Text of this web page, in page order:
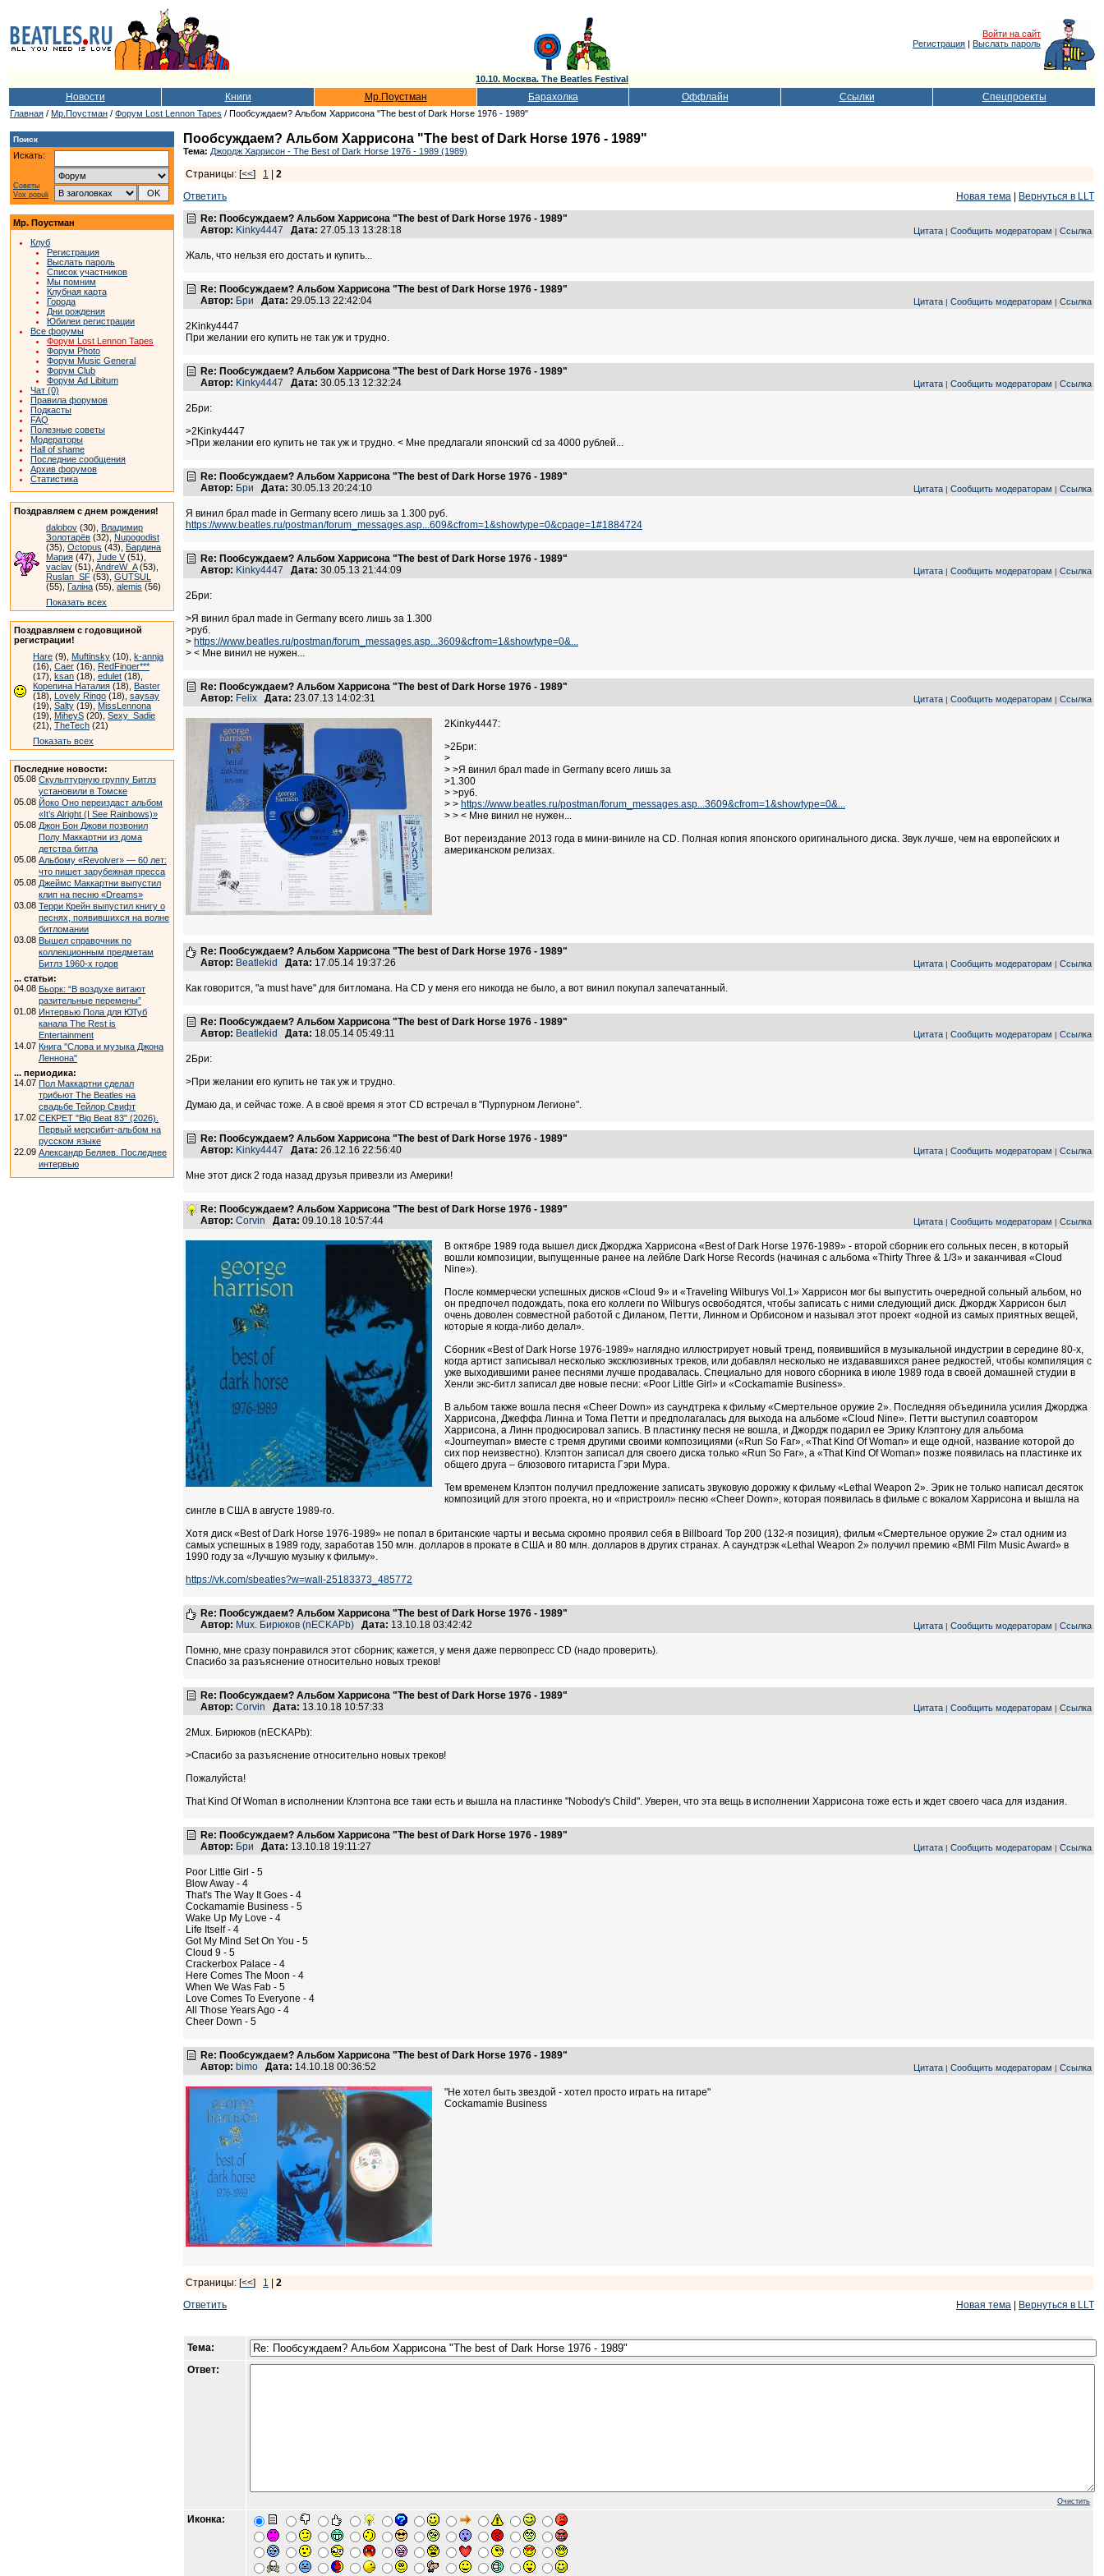
Войти на сайт
Регистрация | Выслать пароль
10.10. Москва. The Beatles Festival
Новости Книги Мр.Поустман Барахолка Оффлайн Ссылки Спецпроекты
Главная / Мр.Поустман / Форум Lost Lennon Tapes / Пообсуждаем? Альбом Харрисона "The best of Dark Horse 1976 - 1989"
Поиск
Искать:
Советы
Vox populi
Мр. Поустман
Клуб
Регистрация
Выслать пароль
Список участников
Мы помним
Клубная карта
Города
Дни рождения
Юбилеи регистрации
Все форумы
Форум Lost Lennon Tapes
Форум Photo
Форум Music General
Форум Club
Форум Ad Libitum
Чат (0)
Правила форумов
Подкасты
FAQ
Полезные советы
Модераторы
Hall of shame
Последние сообщения
Архив форумов
Статистика
Поздравляем с днем рождения!
dalobov (30), Владимир
Золотарёв (32), Nupogodist
(35), Octopus (43), Бардина
Мария (47), Jude V(51),
vaclav (51), AndreW_A(53),
Ruslan_SF (53), GUTSUL
(55), Галіна (55), alemis (56)
Показать всех
Поздравляем с годовщиной
регистрации!
Hare (9), Muftinsky (10), k-annja
(16), Caer (16), RedFinger***
(17), ksan (18), edulet (18),
Корепина Наталия (18), Baster
(18), Lovely Ringo (18), saysay
(19), Salty (19), MissLennona
(19), MiheyS (20), Sexy_Sadie
(21), TheTech (21)
Показать всех
Последние новости:
05.08 Скульптурную группу Битлз
установили в Томске
05.08 Йоко Оно переиздаст альбом
«It’s Alright (I See Rainbows)»
05.08 Джон Бон Джови позвонил
Полу Маккартни из дома
детства битла
05.08 Альбому «Revolver» — 60 лет:
что пишет зарубежная пресса
05.08 Джеймс Маккартни выпустил
клип на песню «Dreams»
03.08 Терри Крейн выпустил книгу о
песнях, появившихся на волне
битломании
03.08 Вышел справочник по
коллекционным предметам
Битлз 1960-х годов
... статьи:
04.08 Бьорк: “В воздухе витают
разительные перемены”
01.08 Интервью Пола для ЮТуб
канала The Rest is
Entertainment
14.07 Книга "Слова и музыка Джона
Леннона"
... периодика:
14.07 Пол Маккартни сделал
трибьют The Beatles на
свадьбе Тейлор Свифт
17.02 СЕКРЕТ "Big Beat 83" (2026).
Первый мерсибит-альбом на
русском языке
22.09 Александр Беляев. Последнее
интервью
Пообсуждаем? Альбом Харрисона "The best of Dark Horse 1976 - 1989"
Тема: Джордж Харрисон - The Best of Dark Horse 1976 - 1989 (1989)
Страницы: [<<] 1
2
Ответить
Новая тема
Вернуться в LLT
Re: Пообсуждаем? Альбом Харрисона "The best of Dark Horse 1976 - 1989"
Автор: Kinky4447 Дата: 27.05.13 13:28:18 Цитата | Сообщить модераторам | Ссылка
Жаль, что нельзя его достать и купить...
Re: Пообсуждаем? Альбом Харрисона "The best of Dark Horse 1976 - 1989"
Автор: Бри Дата: 29.05.13 22:42:04 Цитата | Сообщить модераторам | Ссылка
2Kinky4447
При желании его купить не так уж и трудно.
Re: Пообсуждаем? Альбом Харрисона "The best of Dark Horse 1976 - 1989"
Автор: Kinky4447 Дата: 30.05.13 12:32:24 Цитата | Сообщить модераторам | Ссылка
2Бри:
>2Kinky4447
>При желании его купить не так уж и трудно. < Мне предлагали японский cd за 4000 рублей...
Re: Пообсуждаем? Альбом Харрисона "The best of Dark Horse 1976 - 1989"
Автор: Бри Дата: 30.05.13 20:24:10 Цитата | Сообщить модераторам | Ссылка
Я винил брал made in Germany всего лишь за 1.300 руб.
https://www.beatles.ru/postman/forum_messages.asp...609&cfrom=1&showtype=0&cpage=1#1884724
Re: Пообсуждаем? Альбом Харрисона "The best of Dark Horse 1976 - 1989"
Автор: Kinky4447 Дата: 30.05.13 21:44:09 Цитата | Сообщить модераторам | Ссылка
2Бри:
>Я винил брал made in Germany всего лишь за 1.300
>руб.
> https://www.beatles.ru/postman/forum_messages.asp...3609&cfrom=1&showtype=0&...
> < Мне винил не нужен...
Re: Пообсуждаем? Альбом Харрисона "The best of Dark Horse 1976 - 1989"
Автор: Felix Дата: 23.07.13 14:02:31 Цитата | Сообщить модераторам | Ссылка
2Kinky4447:
>2Бри:
>
> >Я винил брал made in Germany всего лишь за
>1.300
> >руб.
> > https://www.beatles.ru/postman/forum_messages.asp...3609&cfrom=1&showtype=0&...
> > < Мне винил не нужен...
Вот переиздание 2013 года в мини-виниле на CD. Полная копия японского оригинального диска. Звук лучше, чем на европейских и
американском релизах.
Re: Пообсуждаем? Альбом Харрисона "The best of Dark Horse 1976 - 1989"
Автор: Beatlekid Дата: 17.05.14 19:37:26 Цитата | Сообщить модераторам | Ссылка
Как говорится, "a must have" для битломана. На СD у меня его никогда не было, а вот винил покупал запечатанный.
Re: Пообсуждаем? Альбом Харрисона "The best of Dark Horse 1976 - 1989"
Автор: Beatlekid Дата: 18.05.14 05:49:11 Цитата | Сообщить модераторам | Ссылка
2Бри:
>При желании его купить не так уж и трудно.
Думаю да, и сейчас тоже. А в своё время я этот CD встречал в "Пурпурном Легионе".
Re: Пообсуждаем? Альбом Харрисона "The best of Dark Horse 1976 - 1989"
Автор: Kinky4447 Дата: 26.12.16 22:56:40 Цитата | Сообщить модераторам | Ссылка
Мне этот диск 2 года назад друзья привезли из Америки!
Re: Пообсуждаем? Альбом Харрисона "The best of Dark Horse 1976 - 1989"
Автор: Corvin Дата: 09.10.18 10:57:44 Цитата | Сообщить модераторам | Ссылка
В октябре 1989 года вышел диск Джорджа Харрисона «Best of Dark Horse 1976-1989» - второй сборник его сольных песен, в который
вошли композиции, выпущенные ранее на лейбле Dark Horse Records (начиная с альбома «Thirty Three & 1/3» и заканчивая «Cloud
Nine»).
После коммерчески успешных дисков «Cloud 9» и «Traveling Wilburys Vol.1» Харрисон мог бы выпустить очередной сольный альбом, но
он предпочел подождать, пока его коллеги по Wilburys освободятся, чтобы записать с ними следующий диск. Джордж Харрисон был
очень доволен совместной работой с Диланом, Петти, Линном и Орбисоном и называл этот проект «одной из самых приятных вещей,
которые я когда-либо делал».
Сборник «Best of Dark Horse 1976-1989» наглядно иллюстрирует новый тренд, появившийся в музыкальной индустрии в середине 80-х,
когда артист записывал несколько эксклюзивных треков, или добавлял несколько не издававшихся ранее редкостей, чтобы компиляция с
уже выходившими ранее песнями лучше продавалась. Специально для нового сборника в июле 1989 года в своей домашней студии в
Хенли экс-битл записал две новые песни: «Poor Little Girl» и «Cockamamie Business».
В альбом также вошла песня «Cheer Down» из саундтрека к фильму «Смертельное оружие 2». Последняя объединила усилия Джорджа
Харрисона, Джеффа Линна и Тома Петти и предполагалась для выхода на альбоме «Cloud Nine». Петти выступил соавтором
Харрисона, а Линн продюсировал запись. В пластинку песня не вошла, и Джордж подарил ее Эрику Клэптону для альбома
«Journeyman» вместе с тремя другими своими композициями («Run So Far», «That Kind Of Woman» и еще одной, название которой до
сих пор неизвестно). Клэптон записал для своего диска только «Run So Far», а «That Kind Of Woman» позже появилась на пластинке их
общего друга – блюзового гитариста Гэри Мура.
Тем временем Клэптон получил предложение записать звуковую дорожку к фильму «Lethal Weapon 2». Эрик не только написал десяток
композиций для этого проекта, но и «пристроил» песню «Cheer Down», которая появилась в фильме с вокалом Харрисона и вышла на
сингле в США в августе 1989-го.
Хотя диск «Best of Dark Horse 1976-1989» не попал в британские чарты и весьма скромно проявил себя в Billboard Top 200 (132-я позиция), фильм «Смертельное оружие 2» стал одним из
самых успешных в 1989 году, заработав 150 млн. долларов в прокате в США и 80 млн. долларов в других странах. А саундтрэк «Lethal Weapon 2» получил премию «BMI Film Music Award» в
1990 году за «Лучшую музыку к фильму».
https://vk.com/sbeatles?w=wall-25183373_485772
Re: Пообсуждаем? Альбом Харрисона "The best of Dark Horse 1976 - 1989"
Автор: Mux. Бирюков (nECKAPb) Дата: 13.10.18 03:42:42 Цитата | Сообщить модераторам | Ссылка
Помню, мне сразу понравился этот сборник; кажется, у меня даже первопресс CD (надо проверить).
Спасибо за разъяснение относительно новых треков!
Re: Пообсуждаем? Альбом Харрисона "The best of Dark Horse 1976 - 1989"
Автор: Corvin Дата: 13.10.18 10:57:33 Цитата | Сообщить модераторам | Ссылка
2Mux. Бирюков (nECKAPb):
>Спасибо за разъяснение относительно новых треков!
Пожалуйста!
That Kind Of Woman в исполнении Клэптона все таки есть и вышла на пластинке "Nobody's Child". Уверен, что эта вещь в исполнении Харрисона тоже есть и ждет своего часа для издания.
Re: Пообсуждаем? Альбом Харрисона "The best of Dark Horse 1976 - 1989"
Автор: Бри Дата: 13.10.18 19:11:27 Цитата | Сообщить модераторам | Ссылка
Poor Little Girl - 5
Blow Away - 4
That's The Way It Goes - 4
Cockamamie Business - 5
Wake Up My Love - 4
Life Itself - 4
Got My Mind Set On You - 5
Cloud 9 - 5
Crackerbox Palace - 4
Here Comes The Moon - 4
When We Was Fab - 5
Love Comes To Everyone - 4
All Those Years Ago - 4
Cheer Down - 5
Re: Пообсуждаем? Альбом Харрисона "The best of Dark Horse 1976 - 1989"
Автор: bimo Дата: 14.10.18 00:36:52 Цитата | Сообщить модераторам | Ссылка
"Не хотел быть звездoй - хотел просто играть на гитаре"
Cockamamie Business
Страницы: [<<] 1
2
Ответить
Новая тема Вернуться в LLT
Тема:
Ответ:
Очистить
Иконка: